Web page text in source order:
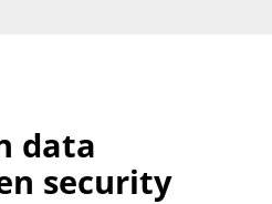
data
security